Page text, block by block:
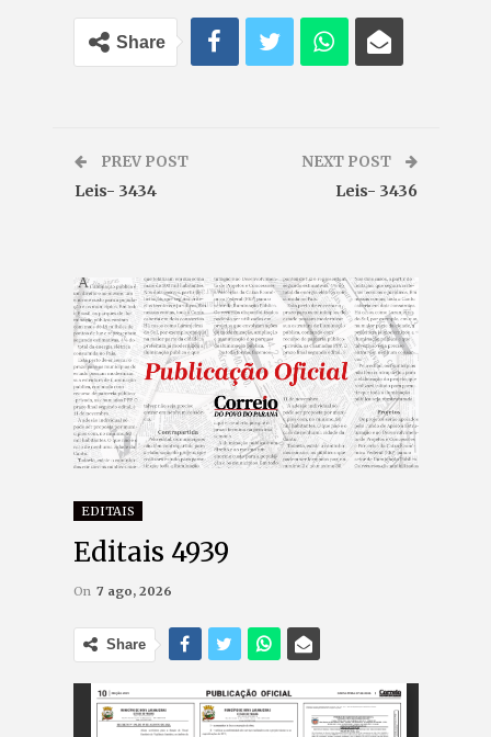
Share
PREV POST
Leis- 3434
NEXT POST
Leis- 3436
EDITAIS
Editais 4939
On 7 ago, 2026
Share